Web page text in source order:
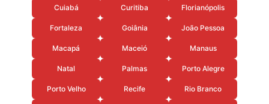
Cuiabá Curitiba Florianópolis
Fortaleza Goiânia João Pessoa
Macapá Maceió Manaus
Natal Palmas Porto Alegre
Porto Velho Recife Rio Branco